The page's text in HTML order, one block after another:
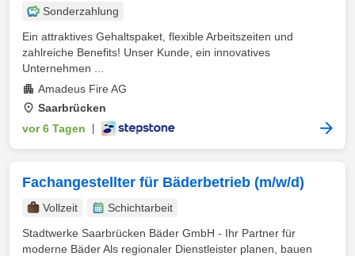
Sonderzahlung
Ein attraktives Gehaltspaket, flexible Arbeitszeiten und
zahlreiche Benefits! Unser Kunde, ein innovatives
Unternehmen ...
Amadeus Fire AG
Saarbrücken
vor 6 Tagen
Fachangestellter für Bäderbetrieb (m/w/d)
Vollzeit
Schichtarbeit
Stadtwerke Saarbrücken Bäder GmbH - Ihr Partner für
moderne Bäder Als regionaler Dienstleister planen, bauen